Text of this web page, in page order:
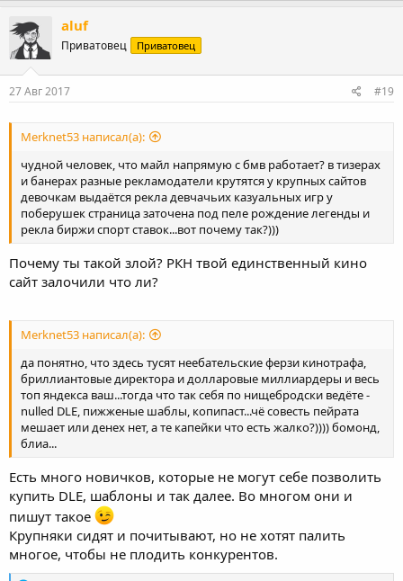
aluf
Приватовец Приватовец
27 Авг 2017 #19
Merknet53 написал(а):
чудной человек, что майл напрямую с бмв работает? в тизерах
и банерах разные рекламодатели крутятся у крупных сайтов
девочкам выдаётся рекла девчачьих казуальных игр у
поберушек страница заточена под пеле рождение легенды и
рекла биржи спорт ставок...вот почему так?)))
Почему ты такой злой? РКН твой единственный кино
сайт залочили что ли?
Merknet53 написал(а):
да понятно, что здесь тусят неебательские ферзи кинотрафа,
бриллиантовые директора и долларовые миллиардеры и весь
топ яндекса ваш...тогда что так себя по нищебродски ведёте -
nulled DLE, пижженые шаблы, копипаст...чё совесть пейрата
мешает или денех нет, а те капейки что есть жалко?)))) бомонд,
блиа...
Есть много новичков, которые не могут себе позволить
купить DLE, шаблоны и так далее. Во многом они и
пишут такое
Крупняки сидят и почитывают, но не хотят палить
многое, чтобы не плодить конкурентов.